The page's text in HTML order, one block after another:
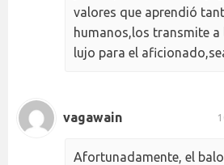
valores que aprendió
humanos,los transmite a
lujo para el
vagawain
Afortunadamente, el